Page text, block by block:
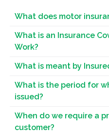
What does motor
What is an Insurance
Work?
What is meant by
What is the period for
issued?
When do we require a
customer?